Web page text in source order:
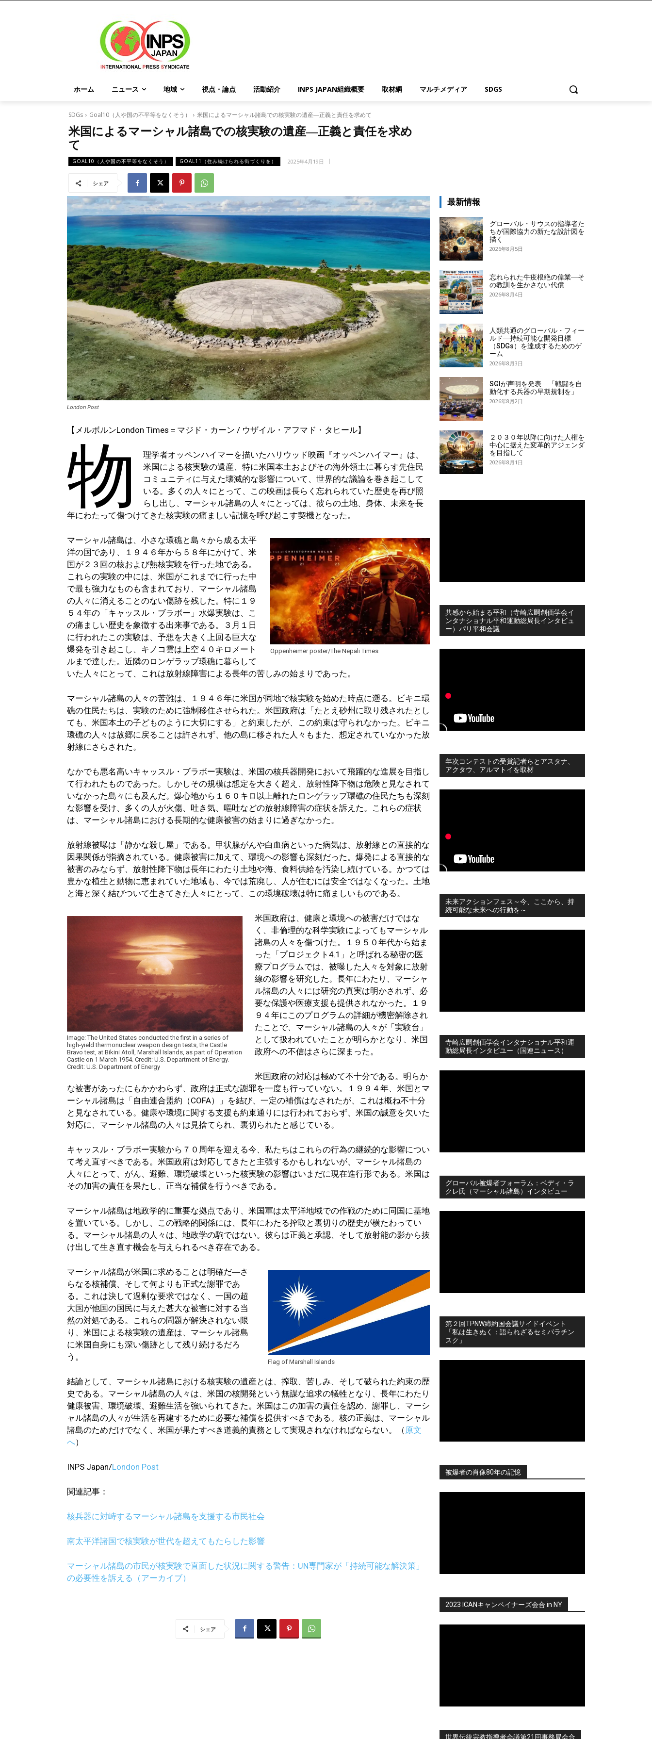
ホーム ニュース 地域 視点・論点 活動紹介 INPS JAPAN組織概要 取材網 マルチメディア SDGS
SDGs Goal10（人や国の不平等をなくそう） 米国によるマーシャル諸島での核実験の遺産―正義と責任を求めて
米国によるマーシャル諸島での核実験の遺産―正義と責任を求め
て
GOAL10（人や国の不平等をなくそう） GOAL11（住み続けられる街づくりを） 2025年4月19日
シェア
London Post
【メルボルンLondon Times＝マジド・カーン / ウザイル・アフマド・タヒール】
物
理学者オッペンハイマーを描いたハリウッド映画『オッペンハイマー』は、
米国による核実験の遺産、特に米国本土およびその海外領土に暮らす先住民
コミュニティに与えた壊滅的な影響について、世界的な議論を巻き起こして
いる。多くの人々にとって、この映画は長らく忘れられていた歴史を再び照
らし出し、マーシャル諸島の人々にとっては、彼らの土地、身体、未来を長
年にわたって傷つけてきた核実験の痛ましい記憶を呼び起こす契機となった。
Oppenheimer poster/The Nepali Times
マーシャル諸島は、小さな環礁と島々から成る太平
洋の国であり、１９４６年から５８年にかけて、米
国が２３回の核および熱核実験を行った地である。
これらの実験の中には、米国がこれまでに行った中
で最も強力なものも含まれており、マーシャル諸島
の人々に消えることのない傷跡を残した。特に１９
５４年の「キャッスル・ブラボー」水爆実験は、こ
の痛ましい歴史を象徴する出来事である。３月１日
に行われたこの実験は、予想を大きく上回る巨大な
爆発を引き起こし、キノコ雲は上空４０キロメート
ルまで達した。近隣のロンゲラップ環礁に暮らして
いた人々にとって、これは放射線障害による長年の苦しみの始まりであった。
マーシャル諸島の人々の苦難は、１９４６年に米国が同地で核実験を始めた時点に遡る。ビキニ環
礁の住民たちは、実験のために強制移住させられた。米国政府は「たとえ砂州に取り残されたとし
ても、米国本土の子どものように大切にする」と約束したが、この約束は守られなかった。ビキニ
環礁の人々は故郷に戻ることは許されず、他の島に移された人々もまた、想定されていなかった放
射線にさらされた。
なかでも悪名高いキャッスル・ブラボー実験は、米国の核兵器開発において飛躍的な進展を目指し
て行われたものであった。しかしその規模は想定を大きく超え、放射性降下物は危険と見なされて
いなかった島々にも及んだ。爆心地から１６０キロ以上離れたロンゲラップ環礁の住民たちも深刻
な影響を受け、多くの人が火傷、吐き気、嘔吐などの放射線障害の症状を訴えた。これらの症状
は、マーシャル諸島における長期的な健康被害の始まりに過ぎなかった。
放射線被曝は「静かな殺し屋」である。甲状腺がんや白血病といった病気は、放射線との直接的な
因果関係が指摘されている。健康被害に加えて、環境への影響も深刻だった。爆発による直接的な
被害のみならず、放射性降下物は長年にわたり土地や海、食料供給を汚染し続けている。かつては
豊かな植生と動物に恵まれていた地域も、今では荒廃し、人が住むには安全ではなくなった。土地
と海と深く結びついて生きてきた人々にとって、この環境破壊は特に痛ましいものである。
Image: The United States conducted the first in a series of
high-yield thermonuclear weapon design tests, the Castle
Bravo test, at Bikini Atoll, Marshall Islands, as part of Operation
Castle on 1 March 1954. Credit: U.S. Department of Energy.
Credit: U.S. Department of Energy
米国政府は、健康と環境への被害だけではな
く、非倫理的な科学実験によってもマーシャル
諸島の人々を傷つけた。１９５０年代から始ま
った「プロジェクト4.1」と呼ばれる秘密の医
療プログラムでは、被曝した人々を対象に放射
線の影響を研究した。長年にわたり、マーシャ
ル諸島の人々には研究の真実は明かされず、必
要な保護や医療支援も提供されなかった。１９
９４年にこのプログラムの詳細が機密解除され
たことで、マーシャル諸島の人々が「実験台」
として扱われていたことが明らかとなり、米国
政府への不信はさらに深まった。
米国政府の対応は極めて不十分である。明らか
な被害があったにもかかわらず、政府は正式な謝罪を一度も行っていない。１９９４年、米国とマ
ーシャル諸島は「自由連合盟約（COFA）」を結び、一定の補償はなされたが、これは概ね不十分
と見なされている。健康や環境に関する支援も約束通りには行われておらず、米国の誠意を欠いた
対応に、マーシャル諸島の人々は見捨てられ、裏切られたと感じている。
キャッスル・ブラボー実験から７０周年を迎える今、私たちはこれらの行為の継続的な影響につい
て考え直すべきである。米国政府は対応してきたと主張するかもしれないが、マーシャル諸島の
人々にとって、がん、避難、環境破壊といった核実験の影響はいまだに現在進行形である。米国は
その加害の責任を果たし、正当な補償を行うべきである。
マーシャル諸島は地政学的に重要な拠点であり、米国軍は太平洋地域での作戦のために同国に基地
を置いている。しかし、この戦略的関係には、長年にわたる搾取と裏切りの歴史が横たわってい
る。マーシャル諸島の人々は、地政学の駒ではない。彼らは正義と承認、そして放射能の影から抜
け出して生き直す機会を与えられるべき存在である。
Flag of Marshall Islands
マーシャル諸島が米国に求めることは明確だ―さ
らなる核補償、そして何よりも正式な謝罪であ
る。これは決して過剰な要求ではなく、一国の超
大国が他国の国民に与えた甚大な被害に対する当
然の対処である。これらの問題が解決されない限
り、米国による核実験の遺産は、マーシャル諸島
に米国自身にも深い傷跡として残り続けるだろ
う。
結論として、マーシャル諸島における核実験の遺産とは、搾取、苦しみ、そして破られた約束の歴
史である。マーシャル諸島の人々は、米国の核開発という無謀な追求の犠牲となり、長年にわたり
健康被害、環境破壊、避難生活を強いられてきた。米国はこの加害の責任を認め、謝罪し、マーシ
ャル諸島の人々が生活を再建するために必要な補償を提供すべきである。核の正義は、マーシャル
諸島のためだけでなく、米国が果たすべき道義的責務として実現されなければならない。（ 原文
へ）
INPS Japan/London Post
関連記事：
核兵器に対峙するマーシャル諸島を支援する市民社会
南太平洋諸国で核実験が世代を超えてもたらした影響
マーシャル諸島の市民が核実験で直面した状況に関する警告：UN専門家が「持続可能な解決策」
の必要性を訴える（アーカイブ）
シェア
最新情報
グローバル・サウスの指導者た
ちが国際協力の新たな設計図を
描く
2026年8月5日
忘れられた牛疫根絶の偉業―そ
の教訓を生かさない代償
2026年8月4日
人類共通のグローバル・フィー
ルド―持続可能な開発目標
（SDGs）を達成するためのゲ
ーム
2026年8月3日
SGIが声明を発表 「戦闘を自
動化する兵器の早期規制を」
2026年8月2日
２０３０年以降に向けた人権を
中心に据えた変革的アジェンダ
を目指して
2026年8月1日
共感から始まる平和（寺崎広嗣創価学会イ
ンタナショナル平和運動総局長インタビュ
ー）パリ平和会議
年次コンテストの受賞記者らとアスタナ、
アクタウ、アルマトイを取材
未来アクションフェス～今、ここから、持
続可能な未来への行動を～
寺崎広嗣創価学会インタナショナル平和運
動総局長インタビユー（国連ニュース）
グローバル被爆者フォーラム：ベディ・ラ
クレ氏（マーシャル諸島）インタビュー
第２回TPNW締約国会議サイドイベント
「私は生きぬく：語られざるセミパラチン
スク」
被爆者の肖像80年の記憶
2023 ICANキャンペイナーズ会合 in NY
世界伝統宗教指導者会議第21回事務局会合